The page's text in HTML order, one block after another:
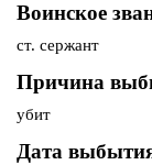
Воинское
ст. сержант
Причина
убит
Дата